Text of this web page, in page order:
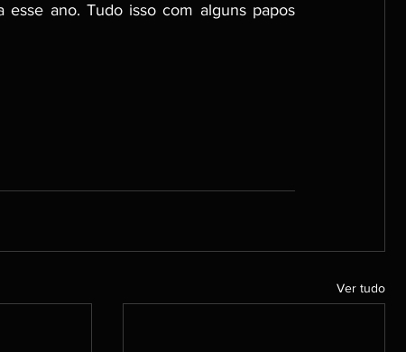
ano. Tudo isso com alguns papos
Ver tudo